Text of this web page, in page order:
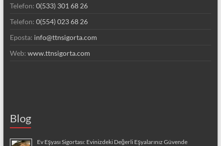
Telefon: 0(533) 301 68 26
Telefon: 0(554) 023 68 26
Eposta: info@ttnsigorta.com
Web: www.ttnsigorta.com
Blog
Ev Eşyası Sigortası: Evinizdeki Değerli Eşyalarınız Güvende